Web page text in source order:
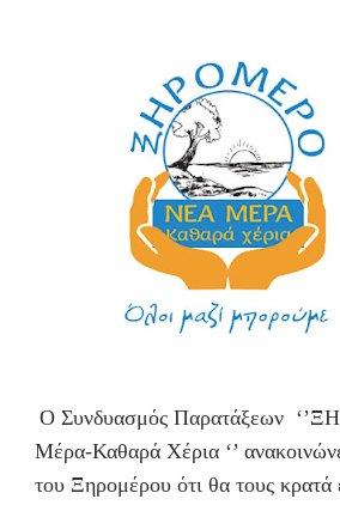
Ο Συνδυασμός Παρατάξεων
Μέρα-Καθαρά Χέρια ‘’
του Ξηρομέρου ότι θα τους κρατά